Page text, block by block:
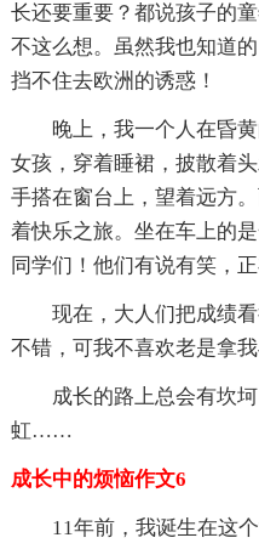
长还要重要？都说孩子的
不这么想。虽然我也知道
挡不住去欧洲的诱惑！
晚上，我一个人在昏黄
女孩，穿着睡裙，披散着
手搭在窗台上，望着远方
着快乐之旅。坐在车上的
同学们！他们有说有笑，
现在，大人们把成绩看
不错，可我不喜欢老是拿
成长的路上总会有坎坷
虹……
成长中的烦恼作文6
11年前，我诞生在这个